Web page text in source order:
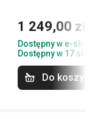
1 249,00 zł
Dostępny w e-
Dostępny w 17
Do koszyka